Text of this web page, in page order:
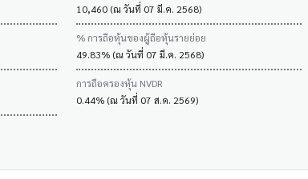
10,460 (ณ วันที่ 07 มี.ค. 2568)
% การถือหุ้นของผู้ถือหุ้นรายย่อย
49.83% (ณ วันที่ 07 มี.ค. 2568)
การถือครองหุ้น NVDR
0.44% (ณ วันที่ 07 ส.ค. 2569)